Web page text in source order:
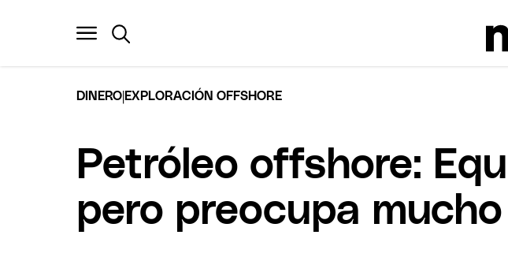
DINERO EXPLORACIÓN OFFSHORE
Petróleo offshore:
pero preocupa